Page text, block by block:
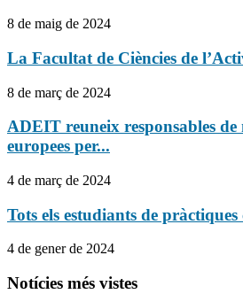
8 de maig de 2024
La Facultat de Ciències de
8 de març de 2024
ADEIT reuneix responsables
europees per...
4 de març de 2024
Tots els estudiants de
4 de gener de 2024
Notícies més vistes